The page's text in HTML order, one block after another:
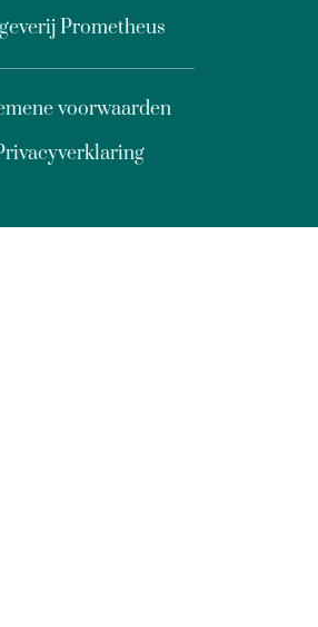
Prometheus
voorwaarden